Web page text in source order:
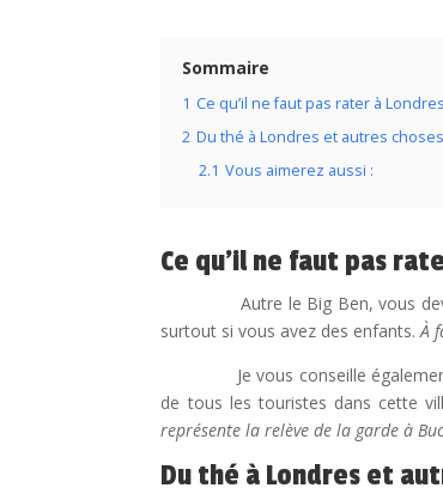
Sommaire
1 Ce qu’il ne faut pas rater à Londres
2 Du thé à Londres et autres choses
2.1 Vous aimerez aussi :
Ce qu’il ne faut pas
Autre le Big Ben, vous
surtout si vous avez des enfants.À
Je vous conseille également
de tous les touristes dans cette
représente la relève de la garde à
Du thé à Londres et